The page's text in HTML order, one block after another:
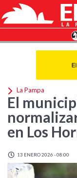
La Pampa
El
en Los
13 ENERO 2026 - 08:00